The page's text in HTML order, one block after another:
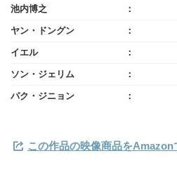
池内博之
ヤン・ドングン
イエル
ソン・ジェリム
パク・ジニョン
この作品の映像商品をAmazon